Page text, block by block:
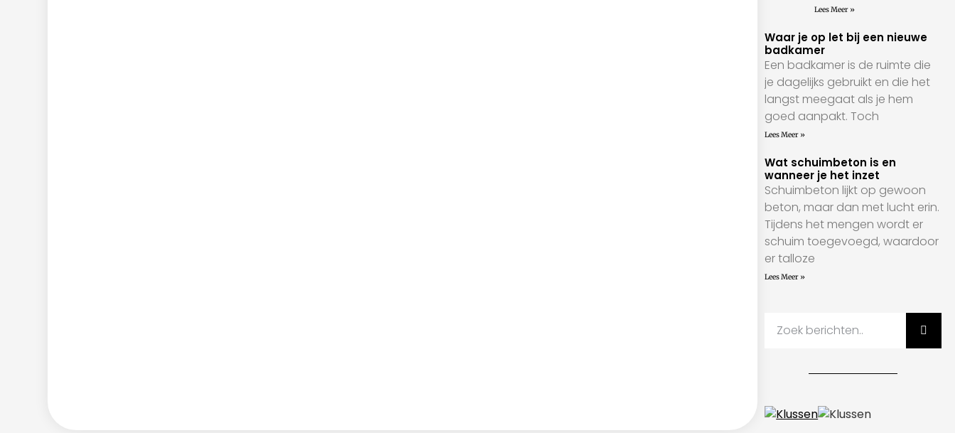
Lees Meer »
Waar je op let bij een nieuwe
badkamer
Een badkamer is de ruimte die
je dagelijks gebruikt en die het
langst meegaat als je hem
goed aanpakt. Toch
Lees Meer »
Wat schuimbeton is en
wanneer je het inzet
Schuimbeton lijkt op gewoon
beton, maar dan met lucht erin.
Tijdens het mengen wordt er
schuim toegevoegd, waardoor
er talloze
Lees Meer »